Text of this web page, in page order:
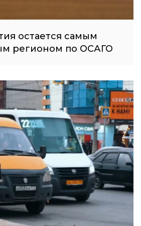
остается самым
регионом по ОСАГО